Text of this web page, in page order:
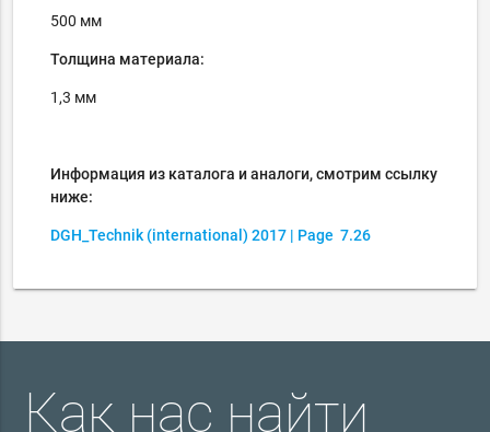
500 мм
Толщина материала:
1,3 мм
Информация из каталога и аналоги, смотрим ссылку
ниже:
DGH_Technik (international) 2017 | Page7.26
Как нас найти